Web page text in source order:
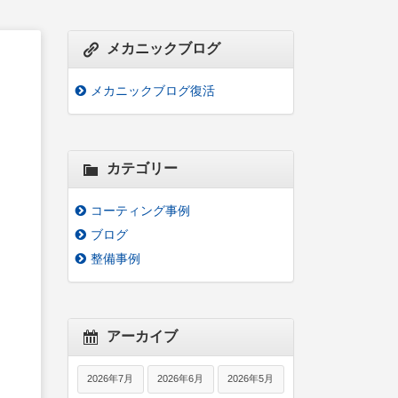
メカニックブログ
メカニックブログ復活
カテゴリー
コーティング事例
ブログ
整備事例
アーカイブ
2026年7月 2026年6月 2026年5月